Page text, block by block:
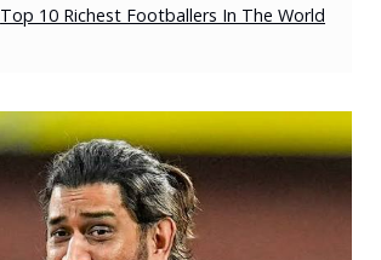
Top 10 Richest Footballers In The World